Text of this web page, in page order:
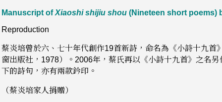
Manuscript ofXiaoshi shijiu shou (Nineteen short poems)
Reproduction
蔡炎培曾於六、七十年代創作19首新詩，命名為《小詩十九首
窗出版社，1978）。2006年，蔡氏再以《小詩十九首》之名
下的詩句，亦有兩款鈐印。
（蔡炎培家人捐贈）